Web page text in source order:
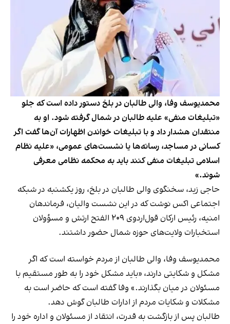
محمدیوسف وفا، والی طالبان در بلخ دستور داده است که جلو
«تبلیغات منفی» علیه طالبان در شمال گرفته شود. او به
منتقدان هشدار داد و با تبلیغات خواندن اظهارات آن‌ها گفت اگر
کسانی در مساجد، رسانه‌ها یا نشست‌های عمومی، «علیه نظام
اسلامی تبلیغات منفی کنند باید به محکمه نظامی معرفی
شوند.»
حاجی زید، سخنگوی والی طالبان در بلخ، روز یکشنبه در شبکه
اجتماعی اکس نوشت که در این نشست والیان، فرماندهان
امنیه، رئیس ارکان قول‌اردوی ۲۰۹ الفتح ارتش و مسؤولان
استخبارات ولایت‌های حوزه شمال حضور داشتند.
محمدیوسف وفا، والی طالبان از مردم خواسته است که اگر
مشکل و شکایتی دارند، «باید مشکل خود را به طور مستقیم با
مسئولان در میان بگذارند.» وفا گفته است که حاضر است به
مشکلات و شکایات مردم از ادارات طالبان گوش دهد.
طالبان پس از بازگشت به قدرت، انتقاد از مسئولان و اداره خود را